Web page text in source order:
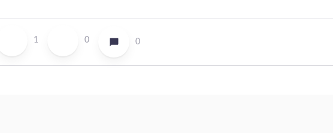
1 0 0